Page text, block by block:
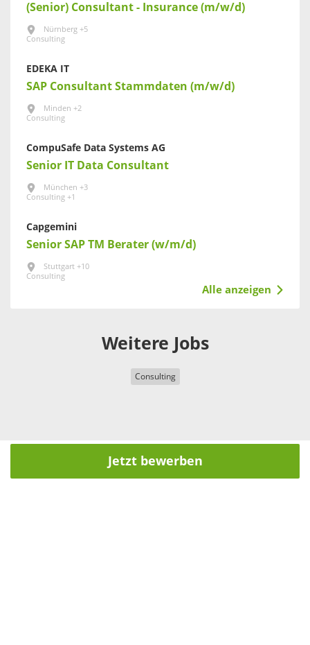
(Senior) Consultant - Insurance (m/w/d)
Nürnberg +5
Consulting
EDEKA IT
SAP Consultant Stammdaten (m/w/d)
Minden +2
Consulting
CompuSafe Data Systems AG
Senior IT Data Consultant
München +3
Consulting +1
Capgemini
Senior SAP TM Berater (w/m/d)
Stuttgart +10
Consulting
Alle anzeigen
Weitere Jobs
Consulting
Jetzt bewerben